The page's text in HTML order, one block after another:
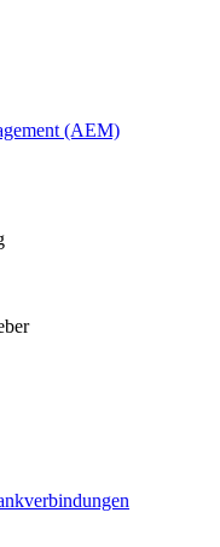
(AEM)